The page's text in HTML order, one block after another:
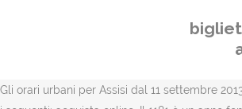
Gli orari urbani per Assisi dal 11 settembre